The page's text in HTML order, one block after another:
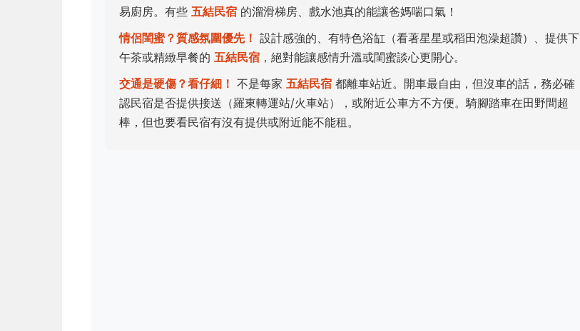
易廚房。有些 五結民宿 的溜滑梯房、戲水池真的能讓爸媽喘口氣！
情侶閨蜜？質感氛圍優先！ 設計感強的、有特色浴缸（看著星星或稻田泡澡超讚）、提供下
午茶或精緻早餐的 五結民宿 ，絕對能讓感情升溫或閨蜜談心更開心。
交通是硬傷？看仔細！ 不是每家 五結民宿 都離車站近。開車最自由，但沒車的話，務必確
認民宿是否提供接送（羅東轉運站/火車站），或附近公車方不方便。騎腳踏車在田野間超
棒，但也要看民宿有沒有提供或附近能不能租。